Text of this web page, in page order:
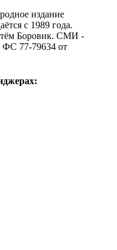
издание
с 1989 года.
Боровик. CМИ -
ФС 77-79634 от